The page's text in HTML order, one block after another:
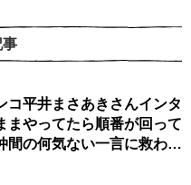
事
コ平井まさあきさんインタ
まやってたら順番が回って
間の何気ない一言に救われ